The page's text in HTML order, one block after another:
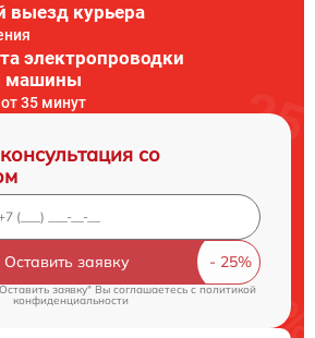
выезд курьера
электропроводки
машины
35 минут
со
Оставить заявку
заявку" Вы соглашаетесь cполитикой
конфиденциальности